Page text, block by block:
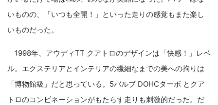
いものの、「いつも全開！」といった走りの感覚もまた楽し
いものだった。
1998年、アウディTT クアトロのデザインは「快感！」レベ
ル。エクステリアとインテリアの繊細なまでの美への拘りは
「博物館級」だと思っている。5バルブ DOHCターボ とクア
トロのコンビネーションがもたらす走りも刺激的だった。だ